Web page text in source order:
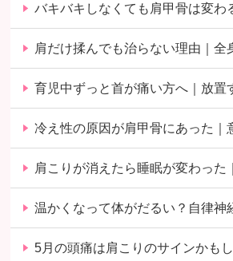
バキバキしなくても肩甲骨は変わ
肩だけ揉んでも治らない理由｜全
育児中ずっと首が痛い方へ｜放置
冷え性の原因が肩甲骨にあった｜
肩こりが消えたら睡眠が変わった
温かくなって体がだるい？自律神
5月の頭痛は肩こりのサインかも